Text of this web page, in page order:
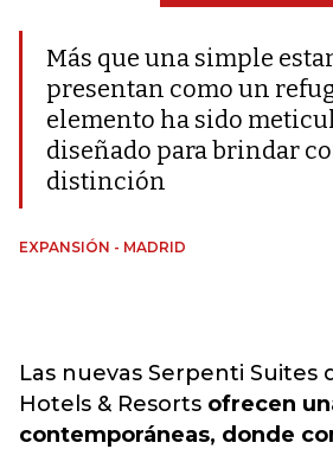
Más que una simple
presentan como un
elemento ha sido
diseñado para brindar
distinción
EXPANSIÓN - MADRID
Las nuevas Serpenti Suites
Hotels & Resorts ofrecen
contemporáneas, donde